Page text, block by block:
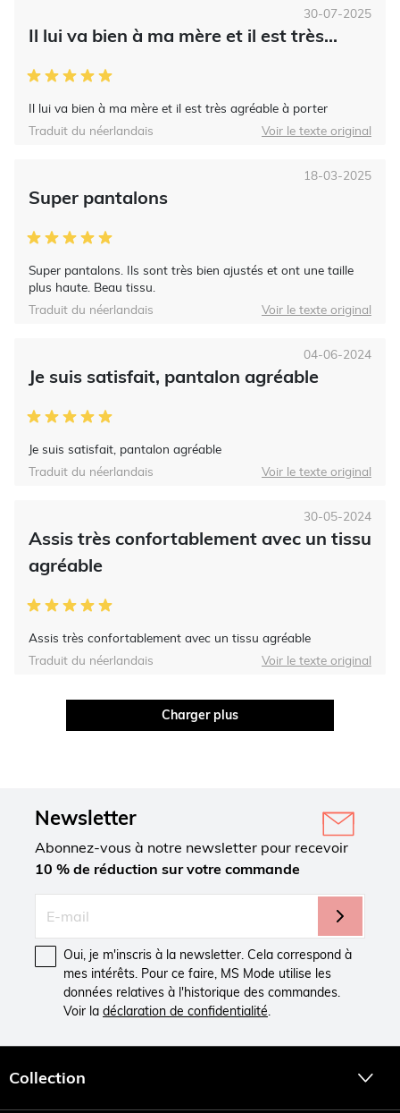
Il lui va bien à ma mère et il est très...
Il lui va bien à ma mère et il est très agréable à porter
30-07-2025
Traduit du néerlandais Voir le texte original
Super pantalons
Super pantalons. Ils sont très bien ajustés et ont une taille
plus haute. Beau tissu.
18-03-2025
Traduit du néerlandais Voir le texte original
Je suis satisfait, pantalon agréable
Je suis satisfait, pantalon agréable
04-06-2024
Traduit du néerlandais Voir le texte original
Assis très confortablement avec un tissu
agréable
Assis très confortablement avec un tissu agréable
30-05-2024
Traduit du néerlandais Voir le texte original
Charger plus
Newsletter
Abonnez-vous à notre newsletter pour recevoir
10 % de réduction sur votre commande
Oui, je m'inscris à la newsletter. Cela correspond à
mes intérêts. Pour ce faire, MS Mode utilise les
données relatives à l'historique des commandes.
Voir la déclaration de confidentialité.
Collection